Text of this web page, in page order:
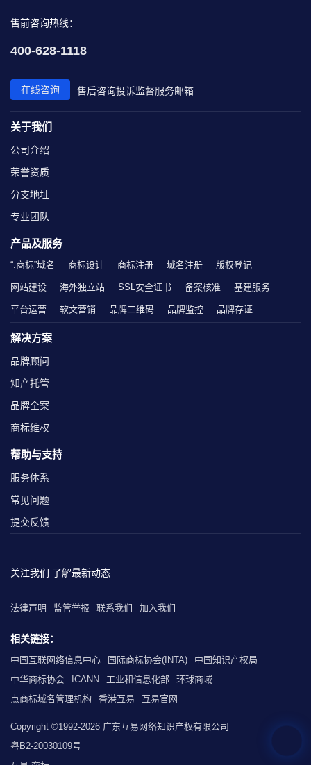
售前咨询热线：
400-628-1118
在线咨询 售后咨询投诉监督服务邮箱
关于我们
公司介绍
荣誉资质
分支地址
专业团队
产品及服务
“.商标”域名 商标设计 商标注册 域名注册 版权登记
网站建设 海外独立站 SSL安全证书 备案核准 基建服务
平台运营 软文营销 品牌二维码 品牌监控 品牌存证
解决方案
品牌顾问
知产托管
品牌全案
商标维权
帮助与支持
服务体系
常见问题
提交反馈
关注我们 了解最新动态
法律声明 监管举报 联系我们 加入我们
相关链接：
中国互联网络信息中心 国际商标协会(INTA)
中国知识产权局
中华商标协会
ICANN 工业和信息化部
环球商域
点商标域名管理机构
香港互易 互易官网
Copyright ©1992-2026 广东互易网络知识产权有限公司
粤B2-20030109号